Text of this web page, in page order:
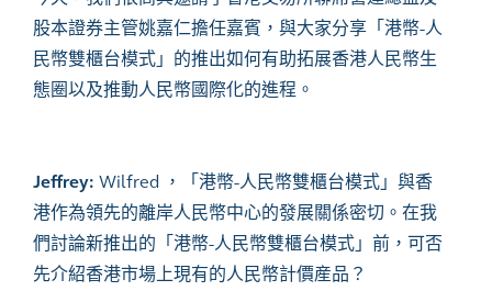
股本證券主管姚嘉仁擔任嘉賓，與大家分享「港幣-人
民幣雙櫃台模式」的推出如何有助拓展香港人民幣生
態圈以及推動人民幣國際化的進程。
Jeffrey: Wilfred ，「港幣-人民幣雙櫃台模式」與香
港作為領先的離岸人民幣中心的發展關係密切。在我
們討論新推出的「港幣-人民幣雙櫃台模式」前，可否
先介紹香港市場上現有的人民幣計價産品？